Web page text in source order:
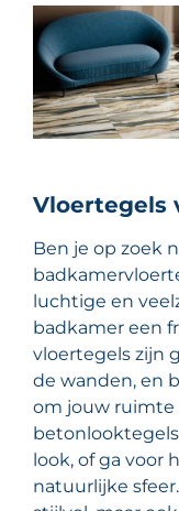
Vloertegels
Ben je op zoek
luchtige en
badkamer een
vloertegels zijn
de wanden, en
om jouw ruimte
look, of ga voor
natuurlijke